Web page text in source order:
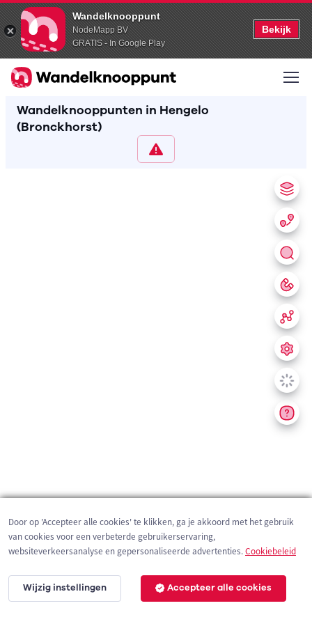
Wandelknooppunt
NodeMapp BV
GRATIS - In Google Play
Bekijk
Wandelknooppunten in Hengelo
(Bronckhorst)
200 m
Door op 'Accepteer alle cookies' te klikken, ga je akkoord met het gebruik
van cookies voor een verbeterde gebruikerservaring,
websiteverkeersanalyse en gepersonaliseerde advertenties.Cookiebeleid
Wijzig instellingen Accepteer alle cookies